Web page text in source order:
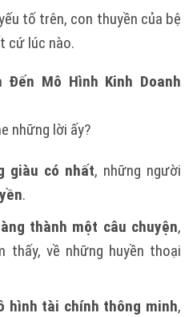
tố trên, con thuyền của bệ
cứ lúc nào.
Đến Mô Hình Kinh Doanh
những lời ấy?
giàu có nhất, những người
.
thành một câu chuyện,
về những huyền thoại
hình tài chính thông minh,